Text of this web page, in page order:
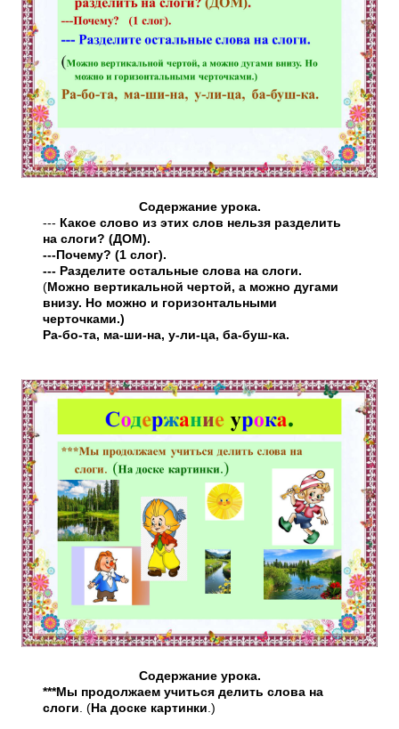
Содержание урока.
--- Какое слово из этих слов нельзя разделить
на слоги? (ДОМ).
---Почему? (1 слог).
--- Разделите остальные слова на слоги.
(Можно вертикальной чертой, а можно дугами
внизу. Но можно и горизонтальными
черточками.)
Ра-бо-та, ма-ши-на, у-ли-ца, ба-буш-ка.
Содержание урока.
***Мы продолжаем учиться делить слова на
слоги . (На доске картинки .)